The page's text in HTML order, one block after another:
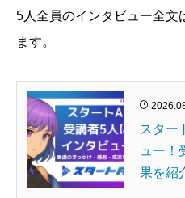
5人全員のインタビュー全文
ます。
スター
ュー！
果を紹